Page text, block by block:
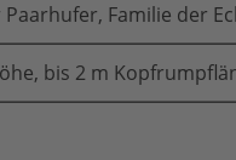
Familie der
bis 2 m